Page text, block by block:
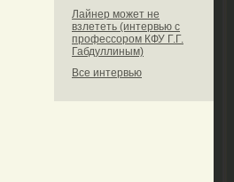
Лайнер может не
взлететь (интервью с
профессором КФУ Г.Г.
Габдуллиным)
Все интервью